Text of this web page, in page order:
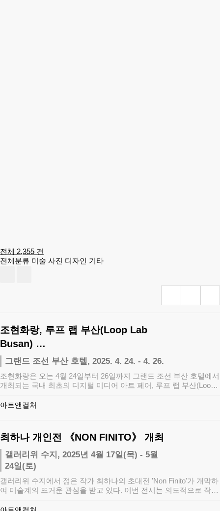
전체 2,355 건
전체분류 미술 사진 디자인 기타
조현화랑, 루프 랩 부산(Loop Lab
Busan) …
그랜드 조선 부산 호텔, 2025. 4. 24. - 4. 26.
조현화랑은 오는 4월 24일부터 26일까지 그랜드 조선 부산 호텔에서
개최되는 국내 최초의 디지털 미디어 아트 페어, 루프 랩 부산(Loop
아트앤컬처
최하나 개인전 《NON FINITO》 개최
갤러리위 수지, 2025년 4월 17일(목) - 5월
24일(토)
갤러리위 수지에서 젊은 작가 최하나의 초대전 'Non Finito'가 개막하
여 미술계의 뜨거운 관심을 받고 있다. 이번 전시는 의도적으로 작품